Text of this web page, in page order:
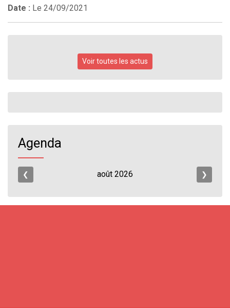
Date : Le 24/09/2021
Voir toutes les actus
Agenda
❮ août 2026 ❯